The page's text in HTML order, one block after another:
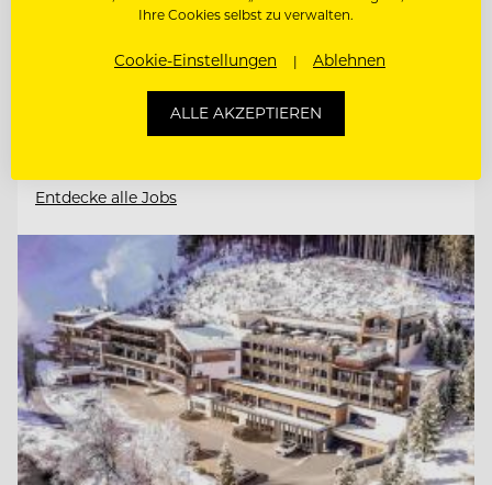
REZEPTION, GÄSTEBETREUUNG,
Entdecke alle Jobs
Ihre Cookies selbst zu verwalten.
Cookie-Einstellungen Ablehnen
ALLE AKZEPTIEREN